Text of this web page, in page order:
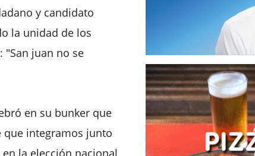
y candidato
la unidad de los
"San juan no se
en su bunker que
que integramos junto
la elección nacional